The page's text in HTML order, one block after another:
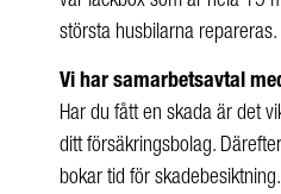
största husbilarna repareras.
Vi har samarbetsavtal
Har du fått en skada är det
ditt försäkringsbolag.
bokar tid för skadebesiktning.